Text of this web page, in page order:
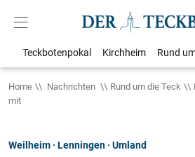
Teckbotenpokal Kirchheim Rund
Home Nachrichten Rund um die Teck
mit
Weilheim · Lenningen · Umland